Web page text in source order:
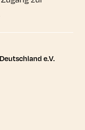
Links
e.V.